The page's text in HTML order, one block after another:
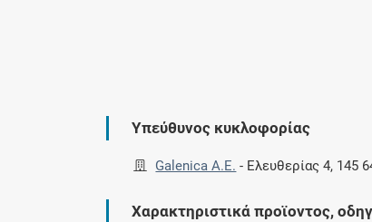
Υπεύθυνος κυκλοφορίας
Galenica A.Ε. - Ελευθερίας 4, 145
Χαρακτηριστικά προϊοντος,